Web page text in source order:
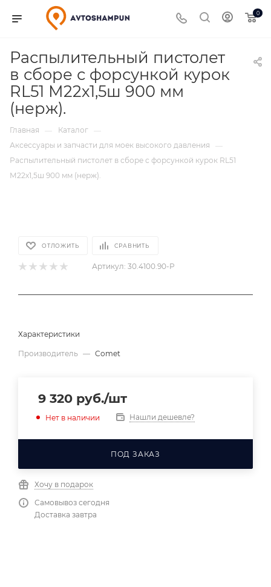
0
Распылительный пистолет
в сборе с форсункой курок
RL51 М22х1,5ш 900 мм
(нерж).
Главная — Каталог —
Аксессуары и запчасти для моек высокого давления
—
Распылительный пистолет в сборе с форсункой курок RL51
М22х1,5ш 900 мм (нерж).
ОТЛОЖИТЬ СРАВНИТЬ
Артикул: 30.4100.90-P
Характеристики
Производитель — Comet
9 320 руб./шт
Нет в наличии Нашли дешевле?
ПОД ЗАКАЗ
Хочу в подарок
Самовывоз сегодня
Доставка завтра